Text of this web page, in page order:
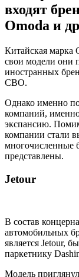
входят
Omoda и
Китайская марка
свои модели они
иностранных
СВО.
Однако именно
компаний,
экспансию.
компании стали
многочисленные
представлены.
Jetour
В состав
автомобильных
является Jetour,
паркетнику
Модель